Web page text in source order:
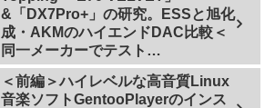
&「DX7Pro+」の研究。ESSと旭化
成・AKMのハイエンドDAC比較＜
同一メーカーでテスト
【ES9038PRO Vs AK4499EX】＞
＜前編＞ハイレベルな高音質Linux
音楽ソフトGentooPlayerのインス